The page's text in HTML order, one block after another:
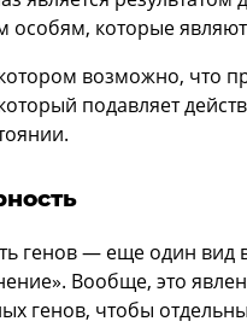
особям, которые
возможно, что
подавляет
генов — еще один вид
Вообще, это
генов, чтобы